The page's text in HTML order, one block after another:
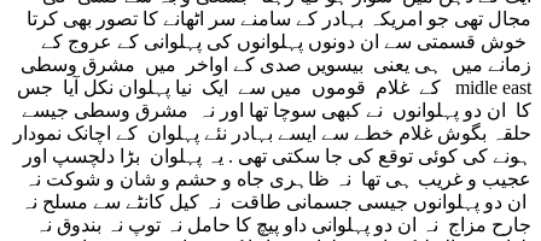
مجال تهی جو امریکہ بہادر کے سامنے سر اٹهانے کا تصور بهی کرتا
خوش قسمتی سے ان دونوں پہلوانوں کی پہلوانی کے عروج کے
زمانے میں ہی یعنی بیسویں صدی کے اواخر میں مشرق وسطی
midle east کے غلام قوموں میں سے ایک نیا پہلوان نکل آیا جس
کا ان دو پہلوانوں نے کبهی سوچا تها اور نہ مشرق وسطی جیسے
حلقہ بگوش غلام خطے سے ایسے بہادر نئے پہلوان کے اچانک نمودار
ہونے کی کوئی توقع کی جا سکتی تهی . یہ پہلوان بڑا دلچسپ اور
عجیب و غریب ہی تها نہ ظاہری جاه و حشم و شان و شوکت نہ
ان دو پہلوانوں جیسی جسمانی طاقت نہ کیل کانٹے سے مسلح نہ
جارح مزاج نہ ان دو پہلوانی داو پیچ کا حامل نہ توپ نہ بندوق نہ